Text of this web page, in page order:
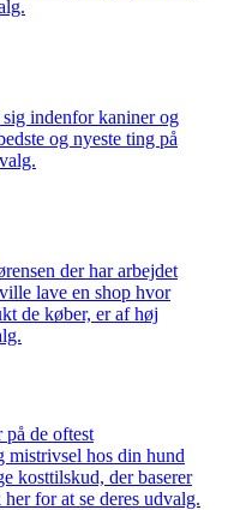
indenfor kaniner og
og nyeste ting på
der har arbejdet
lave en shop hvor
de køber, er af høj
de oftest
mistrivsel hos din hund
kosttilskud, der baserer
for at se deres udvalg.